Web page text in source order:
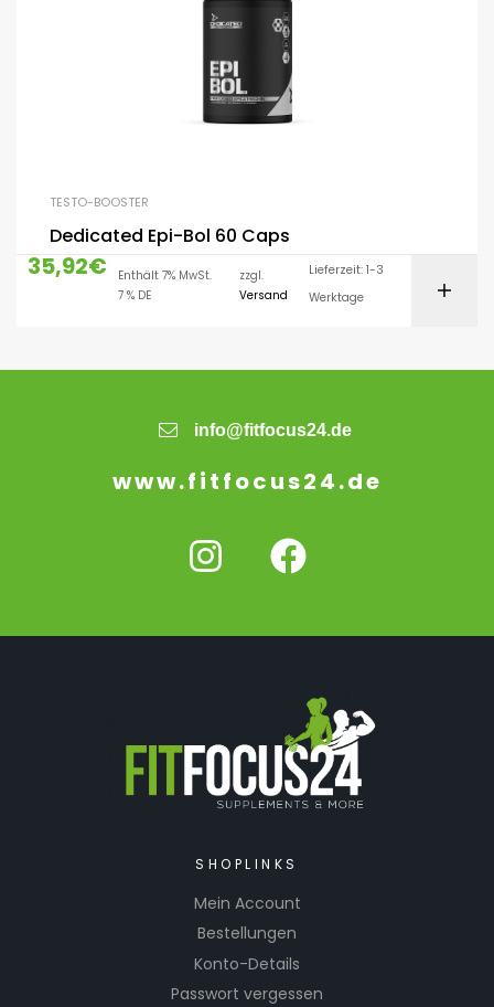
TESTO-BOOSTER
Dedicated Epi-Bol 60 Caps
35,92€
Enthält 7% MwSt.
7 % DE
zzgl.
Versand
Lieferzeit: 1-3
Werktage
info@fitfocus24.de
www.fitfocus24.de
SHOPLINKS
Mein Account
Bestellungen
Konto-Details
Passwort vergessen